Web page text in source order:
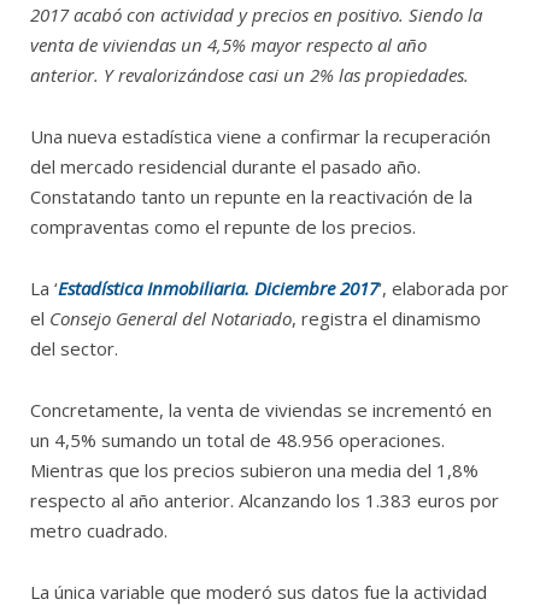
2017 acabó con actividad y precios en positivo. Siendo la
venta de viviendas un 4,5% mayor respecto al año
anterior. Y revalorizándose casi un 2% las propiedades.
Una nueva estadística viene a confirmar la recuperación
del mercado residencial durante el pasado año.
Constatando tanto un repunte en la reactivación de la
compraventas como el repunte de los precios.
La ‘Estadística Inmobiliaria. Diciembre 2017‘, elaborada por
el Consejo General del Notariado, registra el dinamismo
del sector.
Concretamente, la venta de viviendas se incrementó en
un 4,5% sumando un total de 48.956 operaciones.
Mientras que los precios subieron una media del 1,8%
respecto al año anterior. Alcanzando los 1.383 euros por
metro cuadrado.
La única variable que moderó sus datos fue la actividad